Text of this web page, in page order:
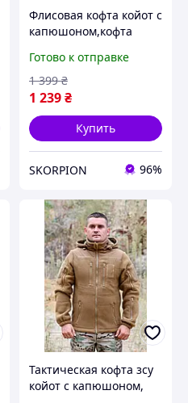
Флисовая кофта койот с
капюшоном,кофта
кофта койот
песочная,армейская
теплая флиска койот
Готово к отправке
1 239₴
1 399 ₴
Купить
SKORPION 96%
Тактическая кофта зсу
койот с капюшоном,